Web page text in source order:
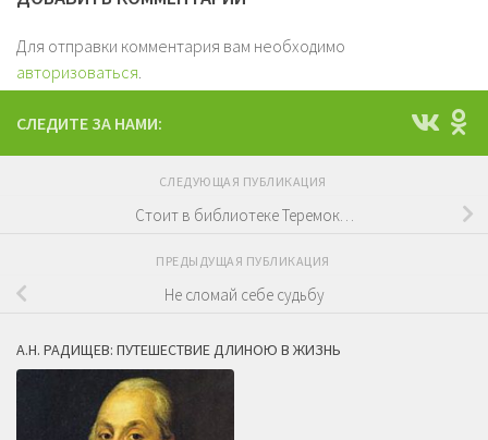
Для отправки комментария вам необходимо
авторизоваться
СЛЕДИТЕ ЗА НАМИ:
СЛЕДУЮЩАЯ ПУБЛИКАЦИЯ
Стоит в библиотеке Теремок…
ПРЕДЫДУЩАЯ ПУБЛИКАЦИЯ
Не сломай себе судьбу
А.Н. РАДИЩЕВ: ПУТЕШЕСТВИЕ ДЛИНОЮ В ЖИЗНЬ